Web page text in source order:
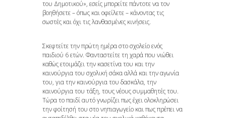
του Δημοτικού», εσείς μπορείτε πάντοτε να τον
βοηθήσετε – όπως και οφείλετε – κάνοντας τις
σωστές και όχι τις λανθασμένες κινήσεις.
Σκεφτείτε την πρώτη ημέρα στο σχολείο ενός
παιδιού 6 ετών. Φανταστείτε τη χαρά που νιώθει
καθώς ετοιμάζει την κασετίνα του και την
καινούργια του σχολική σάκα αλλά και την αγωνία
του, για την καινούργια του δασκάλα, την
καινούργια του τάξη, τους νέους συμμαθητές του.
Τώρα το παιδί αυτό γνωρίζει πως έχει ολοκληρώσει
την φοίτησή του στο νηπιαγωγείο και πως πρέπει να